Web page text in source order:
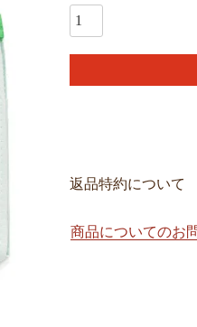
返品特約について
商品についてのお